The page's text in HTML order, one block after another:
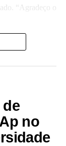
“Agradeço o
no